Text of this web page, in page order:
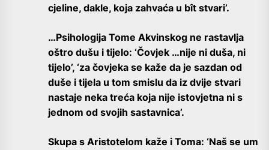
cjeline, dakle, koja zahvaća u bît stvari’.
…Psihologija Tome Akvinskog ne rastavlja
oštro dušu i tijelo: ‘Čovjek …nije ni duša, ni
tijelo’, ‘za čovjeka se kaže da je sazdan od
duše i tijela u tom smislu da iz dvije stvari
nastaje neka treća koja nije istovjetna ni s
jednom od svojih sastavnica’.
Skupa s Aristotelom kaže i Toma: ‘Naš se um